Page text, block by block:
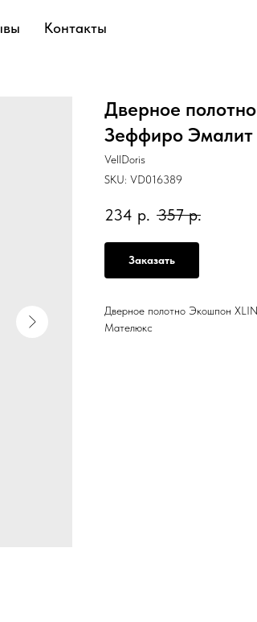
Дверное
Зеффиро Эмалит
VellDoris
SKU: VD016389
234 р. 357 р.
Заказать
Дверное полотно Экошпон
Мателюкс
Контакты